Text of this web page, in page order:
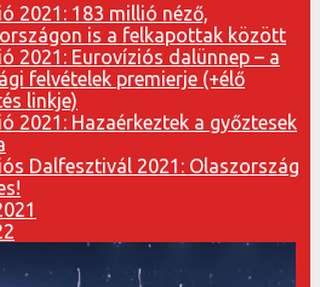
2021: 183 millió néző,
is a felkapottak között
2021: Eurovíziós dalünnep – a
felvételek premierje (+élő
linkje)
2021: Hazaérkeztek a győztesek
Dalfesztivál 2021: Olaszország